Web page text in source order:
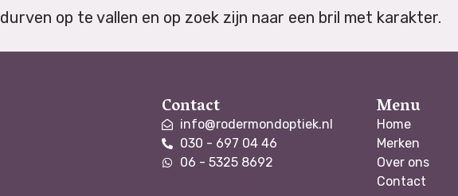
durven op te vallen en op zoek zijn naar een bril met karakter.
Contact
info@rodermondoptiek.nl
030 - 697 04 46
06 - 5325 8692
Menu
Home
Merken
Over ons
Contact